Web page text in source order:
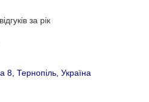
за рік
8, Тернопіль, Україна